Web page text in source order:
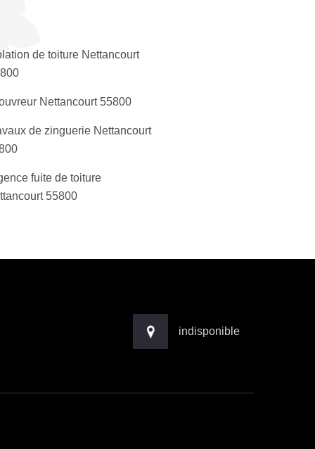
de toiture Nettancourt
Nettancourt 55800
de zinguerie Nettancourt
fuite de toiture
55800
indisponible